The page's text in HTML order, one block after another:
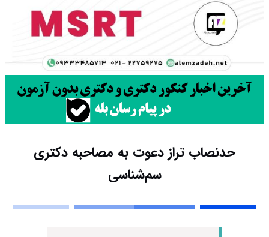
حدنصاب تراز دعوت به مصاحبه دکتری
سم‌شناسی